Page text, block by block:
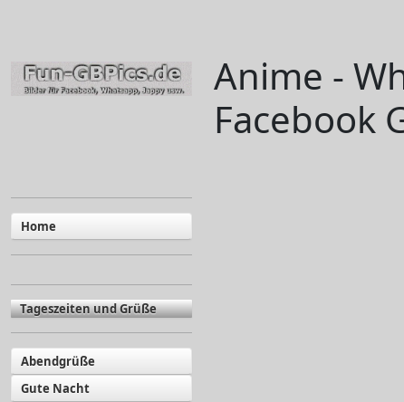
Home
Tageszeiten und Grüße
Abendgrüße
Gute Nacht
Anime -
Facebook